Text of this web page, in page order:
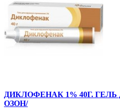
ДИКЛОФЕНАК 1% 40Г.
ОЗОН/